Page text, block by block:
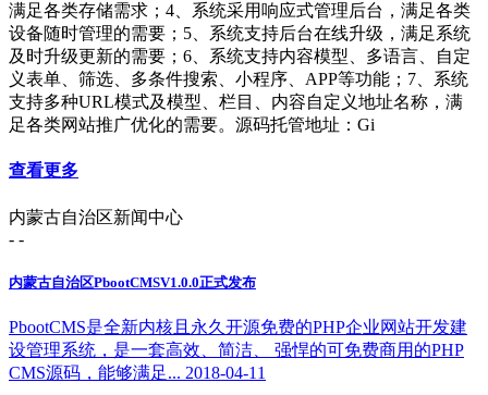
满足各类存储需求；4、系统采用响应式管理后台，满足各类
设备随时管理的需要；5、系统支持后台在线升级，满足系统
及时升级更新的需要；6、系统支持内容模型、多语言、自定
义表单、筛选、多条件搜索、小程序、APP等功能；7、系统
支持多种URL模式及模型、栏目、内容自定义地址名称，满
足各类网站推广优化的需要。源码托管地址：Gi
查看更多
内蒙古自治区新闻中心
- -
内蒙古自治区PbootCMSV1.0.0正式发布
PbootCMS是全新内核且永久开源免费的PHP企业网站开发建
设管理系统，是一套高效、简洁、 强悍的可免费商用的PHP
CMS源码，能够满足... 2018-04-11